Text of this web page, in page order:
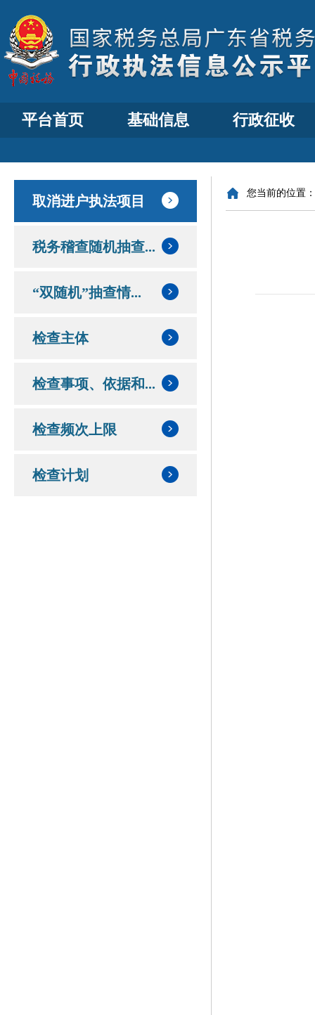
平台首页 基础信息 行政征收
取消进户执法项目
税务稽查随机抽查...
“双随机”抽查情...
检查主体
检查事项、依据和...
检查频次上限
检查计划
您当前的位置